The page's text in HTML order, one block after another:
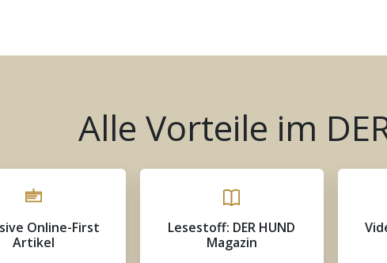
Alle Vorteile im
Online-First
Artikel
Lesestoff: DER HUND
Magazin